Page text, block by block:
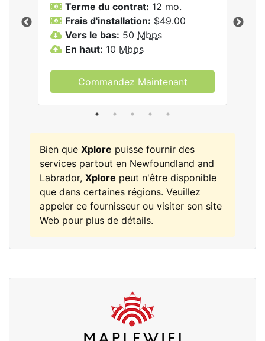
Terme du contrat: 12 mo.
Frais d'installation: $49.00
Vers le bas: 50 Mbps
En haut: 10 Mbps
Commandez Maintenant
Bien que Xplore puisse fournir des
services partout en Newfoundland and
Labrador, Xplore peut n'être disponible
que dans certaines régions. Veuillez
appeler ce fournisseur ou visiter son site
Web pour plus de détails.